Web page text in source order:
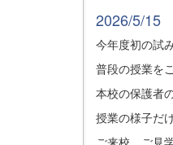
2026/5/15
今年度初の試
普段の授業を
本校の保護者
授業の様子だ
ご来校、ご見